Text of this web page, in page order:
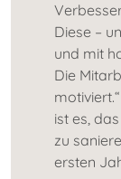
Diese –
und mit
Die
ist es,
zu
ersten